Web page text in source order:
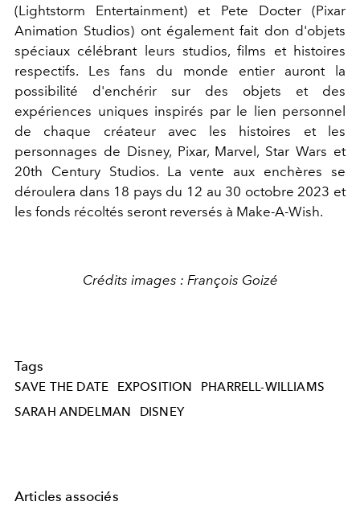
(Lightstorm Entertainment) et Pete Docter (Pixar
Animation Studios) ont également fait don d'objets
spéciaux célébrant leurs studios, films et histoires
respectifs. Les fans du monde entier auront la
possibilité d'enchérir sur des objets et des
expériences uniques inspirés par le lien personnel
de chaque créateur avec les histoires et les
personnages de Disney, Pixar, Marvel, Star Wars et
20th Century Studios. La vente aux enchères se
déroulera dans 18 pays du 12 au 30 octobre 2023 et
les fonds récoltés seront reversés à Make-A-Wish.
Crédits images : Francois Goizé
Tags
SAVE THE DATE EXPOSITION
PHARRELL-WILLIAMS
SARAH ANDELMAN
DISNEY
Articles associés